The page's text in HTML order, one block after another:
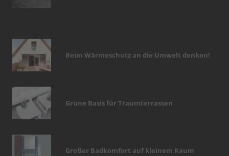
Beim Wärmeschutz an die Umwelt denken!
Grüne Basis für Traumterrassen
Großer Badkomfort auf kleinem Raum